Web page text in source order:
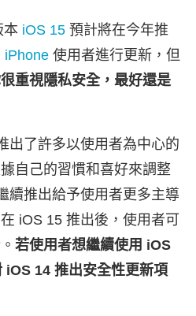
本 iOS 15 預計將在今年推
iPhone 使用者進行更新，但
重視隱私安全，最好還是
出了許多以使用者為中心的
自己的習慣和喜好來調整
續推出給予使用者更多主導
iOS 15 推出後，使用者可
若使用者想繼續使用 iOS
iOS 14 推出安全性更新項